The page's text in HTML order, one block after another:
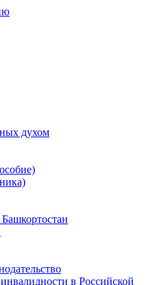
духом
в Российской